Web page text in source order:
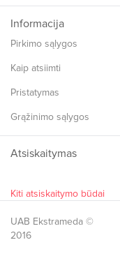
Informacija
Pirkimo sąlygos
Kaip atsiimti
Pristatymas
Grąžinimo sąlygos
Atsiskaitymas
Kiti atsiskaitymo būdai
UAB Ekstrameda ©
2016